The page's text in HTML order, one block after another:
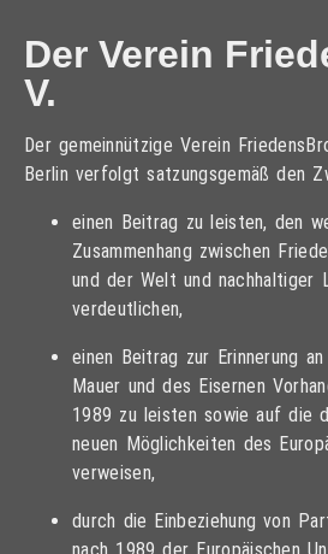
Der Verein
V.
Der gemeinnützige Verein
Berlin verfolgt satzungsgemäß den
einen Beitrag zu leisten, den
Zusammenhang zwischen
und der Welt und nachhaltiger
verdeutlichen,
einen Beitrag zur Erinnerung
Mauer und des Eisernen
1989 zu leisten sowie auf die
neuen Möglichkeiten des
verweisen,
durch die Einbeziehung von